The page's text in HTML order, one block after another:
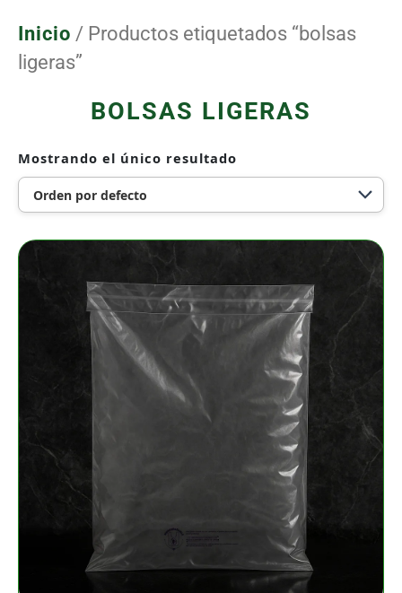
contenido
Inicio / Productos etiquetados “bolsas
ligeras”
BOLSAS LIGERAS
Mostrando el único resultado
Bolsa
de
Envíos
Bio
de
45
cm